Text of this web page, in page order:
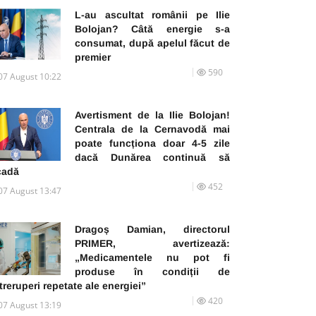
L-au ascultat românii pe Ilie
Bolojan? Câtă energie s-a
consumat, după apelul făcut de
premier
August 10:22 590
Avertisment de la Ilie Bolojan!
Centrala de la Cernavodă mai
poate funcționa doar 4-5 zile
dacă Dunărea continuă să
August 13:47 452
Dragoș Damian, directorul
PRIMER, avertizează:
„Medicamentele nu pot fi
produse în condiții de
repetate ale energiei”
August 13:19 420